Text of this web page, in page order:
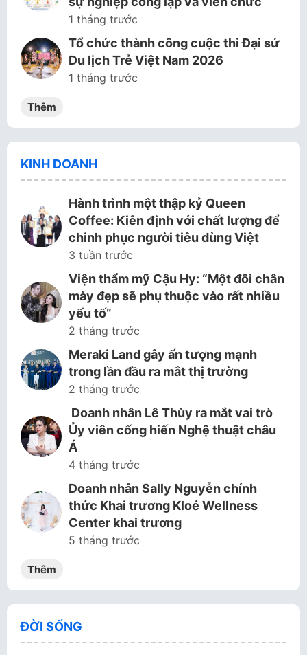
1 tháng trước
Tổ chức thành công cuộc thi Đại sứ
Du lịch Trẻ Việt Nam 2026
1 tháng trước
Thêm
KINH DOANH
Hành trình một thập kỷ Queen
Coffee: Kiên định với chất lượng để
chinh phục người tiêu dùng Việt
3 tuần trước
Viện thẩm mỹ Cậu Hy: “Một đôi chân
mày đẹp sẽ phụ thuộc vào rất nhiều
yếu tố”
2 tháng trước
Meraki Land gây ấn tượng mạnh
trong lần đầu ra mắt thị trường
2 tháng trước
Doanh nhân Lê Thùy ra mắt vai trò
Ủy viên cống hiến Nghệ thuật châu
Á
4 tháng trước
Doanh nhân Sally Nguyễn chính
thức Khai trương Kloé Wellness
Center khai trương
5 tháng trước
Thêm
ĐỜI SỐNG